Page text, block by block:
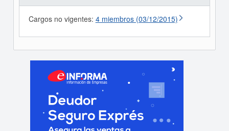
Cargos no vigentes: 4 miembros (03/12/2015)